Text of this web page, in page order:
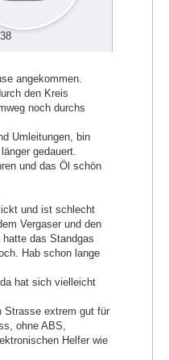
angekommen.
den Kreis
noch durchs
Umleitungen, bin
gedauert.
und das Öl schön
und ist schlecht
Vergaser und den
das Standgas
Hab schon lange
hat sich vielleicht
Strasse extrem gut für
ohne ABS,
Helfer wie